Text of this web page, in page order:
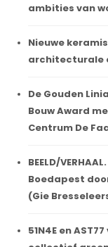
ambities van
Nieuwe
architecturale
De Gouden
Bouw Award
Centrum De
BEELD/
Boedapest
(Gie
51N4E en